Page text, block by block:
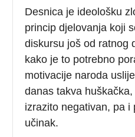
Desnica je ideološku
princip djelovanja koji
diskursu još od ratnog
kako je to potrebno
motivacije naroda
danas takva
izrazito negativan, pa i
učinak.